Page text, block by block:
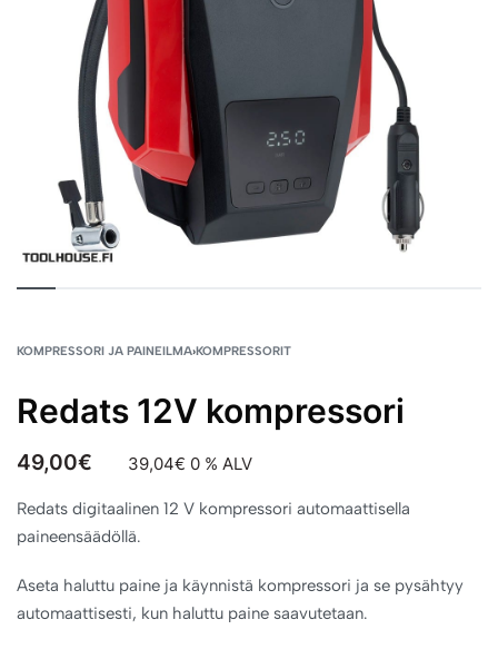
KOMPRESSORI JA PAINEILMA›KOMPRESSORIT
Redats 12V kompressori
49,00€ 39,04€ 0 % ALV
Redats digitaalinen 12 V kompressori automaattisella
paineensäädöllä.
Aseta haluttu paine ja käynnistä kompressori ja se pysähtyy
automaattisesti, kun haluttu paine saavutetaan.